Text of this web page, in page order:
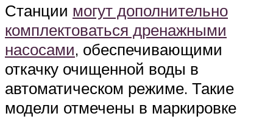
Станции могут дополнительно
комплектоваться дренажными
насосами, обеспечивающими
откачку очищенной воды в
автоматическом режиме. Такие
модели отмечены в маркировке